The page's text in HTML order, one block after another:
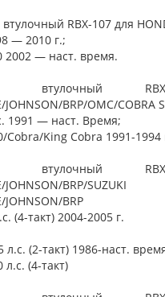
RBX-107 для
— 2010 г.;
2002 — наст. время.
втулочный
JOHNSON/BRP/OMC/COBRA
1991 — наст. Время;
Cobra/King Cobra 1991-1994
втулочный
JOHNSON/BRP/SUZUKI
JOHNSON/BRP
(4-такт) 2004-2005 г.
л.с. (2-такт) 1986-наст.
л.с. (4-такт)